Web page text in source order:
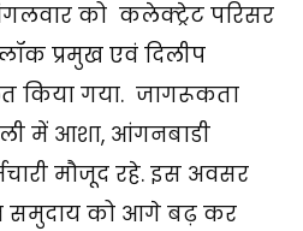
को कलेक्ट्रेट परिसर
प्रमुख एवं दिलीप
किया गया. जागरूकता
में आशा, आंगनबाडी
मौजूद रहे. इस अवसर
समुदाय को आगे बढ़ कर